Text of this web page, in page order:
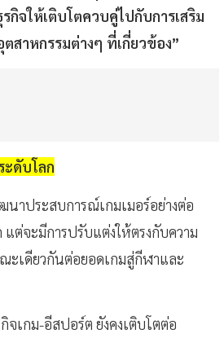
จให้เติบโตควบคู่ไปกับการเสริม
สาหกรรมต่างๆ ที่เกี่ยวข้อง”
ะดับโลก
นาประสบการณ์เกมเมอร์อย่างต่อ
แต่จะมีการปรับแต่งให้ตรงกับความ
ะเดียวกันต่อยอดเกมสู่กีฬาและ
จเกม-อีสปอร์ต ยังคงเติบโตต่อ